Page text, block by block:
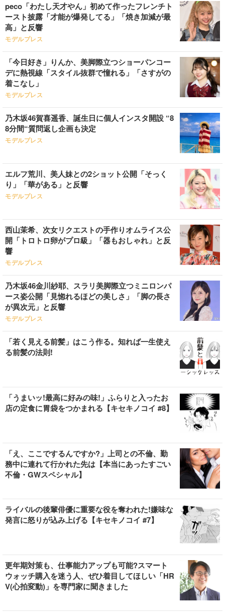
peco「わたし天才やん」初めて作ったフレンチト
ースト披露「才能が爆発してる」「焼き加減が最
高」と反響
モデルプレス
「今日好き」りんか、美脚際立つショーパンコー
デに熱視線「スタイル抜群で憧れる」「さすがの
着こなし」
モデルプレス
乃木坂46賀喜遥香、誕生日に個人インスタ開設 “8
8分間“質問返し企画も決定
モデルプレス
エルフ荒川、美人妹との2ショット公開「そっく
り」「華がある」と反響
モデルプレス
西山茉希、次女リクエストの手作りオムライス公
開「トロトロ卵がプロ級」「器もおしゃれ」と反
響
モデルプレス
乃木坂46金川紗耶、スラリ美脚際立つミニロンパ
ース姿公開「見惚れるほどの美しさ」「脚の長さ
が異次元」と反響
モデルプレス
「若く見える前髪」はこう作る。知れば一生使え
る前髪の法則!
「うまいッ!最高に好みの味!」ふらりと入ったお
店の定食に胃袋をつかまれる【キセキノコイ #8】
「え、ここでするんですか?」上司との不倫、勤
務中に連れて行かれた先は【本当にあったすごい
不倫・GWスペシャル】
ライバルの後輩俳優に重要な役を奪われた!嫌味な
発言に怒りが込み上げる【キセキノコイ #7】
更年期対策も、仕事能力アップも可能?スマート
ウォッチ購入を迷う人、ぜひ着目してほしい「HR
V(心拍変動)」を専門家に聞きました